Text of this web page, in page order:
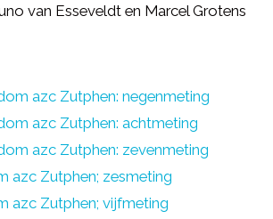
van Esseveldt en Marcel Grotens
azc Zutphen: negenmeting
azc Zutphen: achtmeting
azc Zutphen: zevenmeting
azc Zutphen; zesmeting
azc Zutphen; vijfmeting